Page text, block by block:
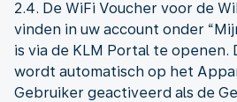
2.4. De WiFi Voucher voor de
vinden in uw account onder
is via de KLM Portal te openen.
wordt automatisch op het
Gebruiker geactiveerd als de